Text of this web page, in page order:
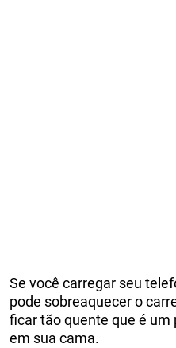
Se você carregar seu
pode sobreaquecer o
ficar tão quente que é um
em sua cama.